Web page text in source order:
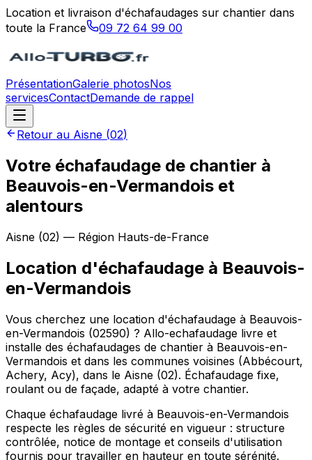
Location et livraison d'échafaudages sur chantier dans
toute la France
09 72 64 99 00
PrésentationGalerie photosNos
servicesContactDemande de rappel
Retour au Aisne (02)
Votre échafaudage de chantier à
Beauvois-en-Vermandois et
alentours
Aisne (02) — Région Hauts-de-France
Location d'échafaudage à Beauvois-
en-Vermandois
Vous cherchez une location d'échafaudage à Beauvois-
en-Vermandois (02590) ? Allo-echafaudage livre et
installe des échafaudages de chantier à Beauvois-en-
Vermandois et dans les communes voisines (Abbécourt,
Achery, Acy), dans le Aisne (02). Échafaudage fixe,
roulant ou de façade, adapté à votre chantier.
Chaque échafaudage livré à Beauvois-en-Vermandois
respecte les règles de sécurité en vigueur : structure
contrôlée, notice de montage et conseils d'utilisation
fournis pour travailler en hauteur en toute sérénité.